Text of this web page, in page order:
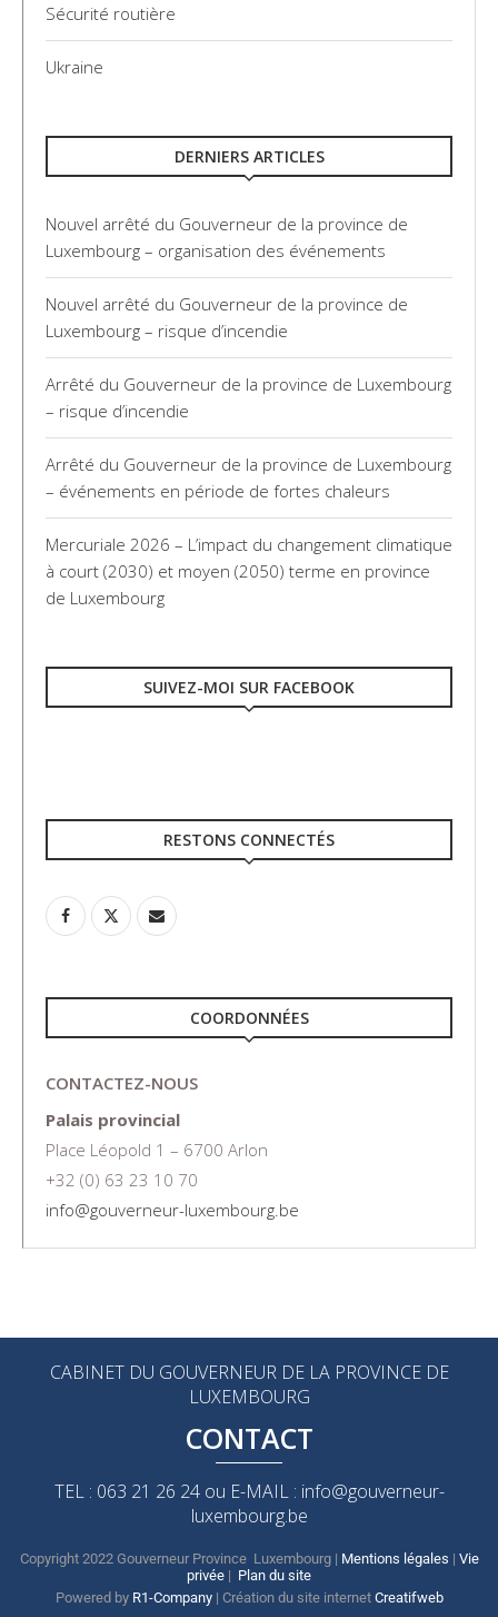
Sécurité routière
Ukraine
DERNIERS ARTICLES
Nouvel arrêté du Gouverneur de la province de
Luxembourg – organisation des événements
Nouvel arrêté du Gouverneur de la province de
Luxembourg – risque d’incendie
Arrêté du Gouverneur de la province de Luxembourg
– risque d’incendie
Arrêté du Gouverneur de la province de Luxembourg
– événements en période de fortes chaleurs
Mercuriale 2026 – L’impact du changement climatique
à court (2030) et moyen (2050) terme en province
de Luxembourg
SUIVEZ-MOI SUR FACEBOOK
RESTONS CONNECTÉS
COORDONNÉES
CONTACTEZ-NOUS
Palais provincial
Place Léopold 1 – 6700 Arlon
+32 (0) 63 23 10 70
info@gouverneur-luxembourg.be
CABINET DU GOUVERNEUR DE LA PROVINCE DE
LUXEMBOURG
CONTACT
TEL : 063 21 26 24 ou E-MAIL : info@gouverneur-
luxembourg.be
Copyright 2022 Gouverneur Province Luxembourg | Mentions légales | Vie
privée | Plan du site
Powered by R1-Company| Création du site internet Creatifweb